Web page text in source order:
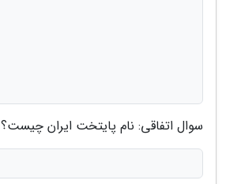
سوال اتفاقی: نام پایتخت ایران چیست؟